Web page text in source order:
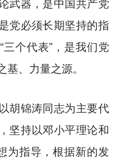
党必须长期坚持的指
个代表”，是我们党
、力量之源。
锦涛同志为主要代
坚持以邓小平理论和
为指导，根据新的发